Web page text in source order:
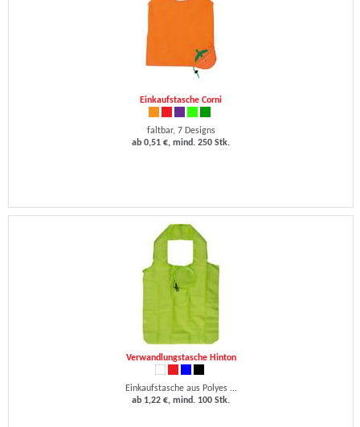
Einkaufstasche Corni
faltbar, 7 Designs
ab 0,51 €, mind. 250 Stk.
Verwandlungstasche Hinton
Einkaufstasche aus Polyes ...
ab 1,22 €, mind. 100 Stk.